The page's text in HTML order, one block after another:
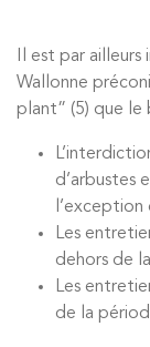
Il est par ailleurs
Wallonne
plant” (5) que le
d’arbustes
l’exception
Les
dehors de
Les
de la